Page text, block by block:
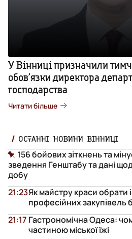
У Вінниці призначили
обов’язки директора
господарства
Читати більше
ОСТАННІ НОВИНИ ВІННИЦІ
156 бойових зіткнень та
зведення Генштабу та дані
добу
Як майстру краси обрати
професійних закупівель
21:23
Гастрономічна Одеса:
частиною міської їжі
21:17